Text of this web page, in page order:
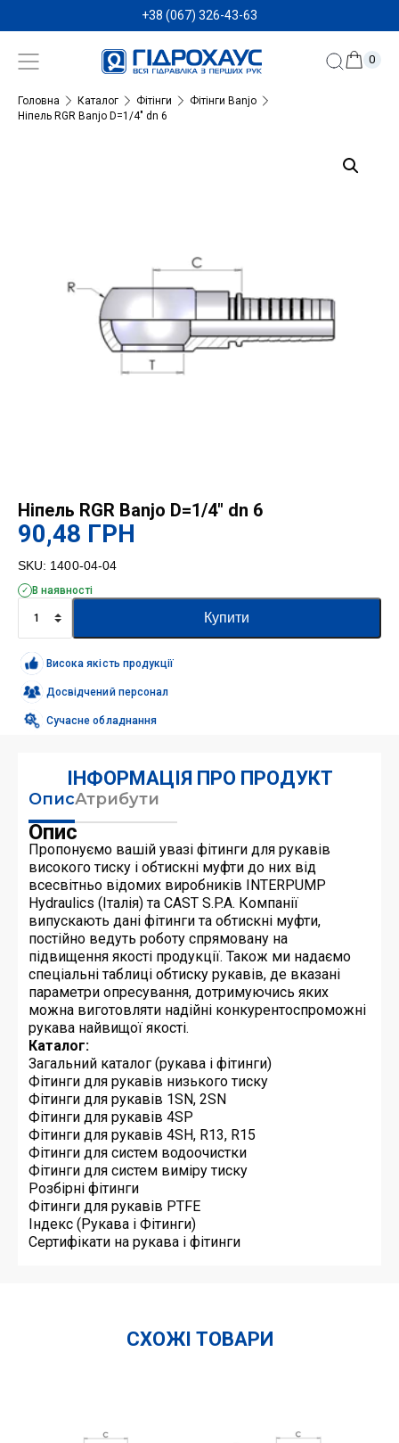
+38 (067) 326-43-63
0
Головна Каталог Фітінги
Фітінги Banjo
Ніпель RGR Banjo D=1/4″ dn 6
Ніпель RGR Banjo D=1/4″ dn 6
90,48 ГРН
SKU: 1400-04-04
В наявності
RGR
Banjo
D=1/4"
dn
6
кількість
Купити
Висока якість продукції
Досвідчений персонал
Сучасне обладнання
ІНФОРМАЦІЯ ПРО ПРОДУКТ
ОписАтрибути
Опис
Пропонуємо вашій увазі фітинги для рукавів
високого тиску і обтискні муфти до них від
всесвітньо відомих виробників INTERPUMP
Hydraulics (Італія) та CAST S.P.A. Компанії
випускають дані фітинги та обтискні муфти,
постійно ведуть роботу спрямовану на
підвищення якості продукції. Також ми надаємо
спеціальні таблиці обтиску рукавів, де вказані
параметри опресування, дотримуючись яких
можна виготовляти надійні конкурентоспроможні
рукава найвищої якості.
Каталог:
Загальний каталог (рукава і фітинги)
Фітинги для рукавів низького тиску
Фітинги для рукавів 1SN, 2SN
Фітинги для рукавів 4SP
Фітинги для рукавів 4SH, R13, R15
Фітинги для систем водоочистки
Фітинги для систем виміру тиску
Розбірні фітинги
Фітинги для рукавів PTFE
Індекс (Рукава і Фітинги)
Сертифікати на рукава і фітинги
СХОЖІ ТОВАРИ